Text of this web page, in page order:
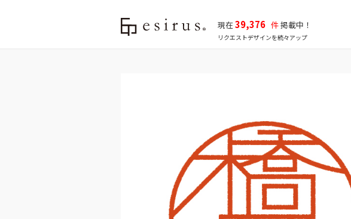
現在39,376 件掲載中！
リクエストデザインを続々アップ